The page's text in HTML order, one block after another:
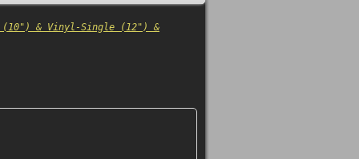
& Vinyl-Single (12") &